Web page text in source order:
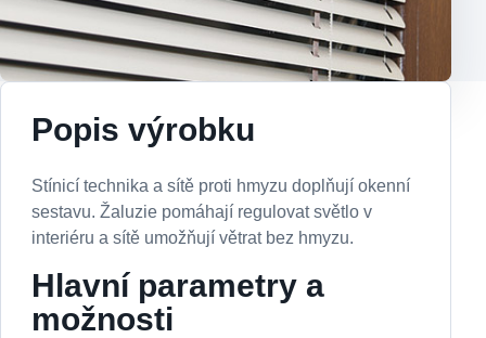
Popis výrobku
Stínicí technika a sítě proti hmyzu doplňují okenní
sestavu. Žaluzie pomáhají regulovat světlo v
interiéru a sítě umožňují větrat bez hmyzu.
Hlavní parametry a
možnosti